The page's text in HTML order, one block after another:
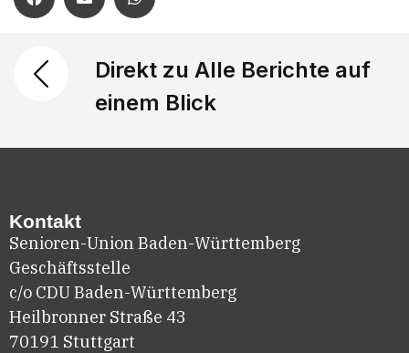
Direkt zu Alle Berichte auf
einem Blick
Kontakt
Senioren-Union Baden-Württemberg
Geschäftsstelle
c/o CDU Baden-Württemberg
Heilbronner Straße 43
70191 Stuttgart